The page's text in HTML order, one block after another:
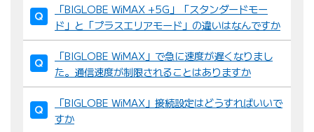
び
替
え
：
「BIGLOBE WiMAX +5G」「スタンダードモー
ド」と「プラスエリアモード」の違いはなんですか
「BIGLOBE WiMAX」で急に速度が遅くなりまし
た。通信速度が制限されることはありますか
「BIGLOBE WiMAX」接続設定はどうすればいいで
すか